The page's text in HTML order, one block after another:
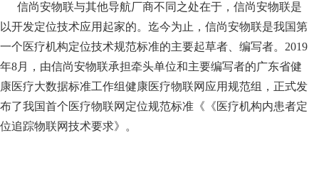
信尚安物联与其他导航厂商不同之处在于，信尚安物联是
以开发定位技术应用起家的。迄今为止，信尚安物联是我国第
一个医疗机构定位技术规范标准的主要起草者、编写者。2019
年8月，由信尚安物联承担牵头单位和主要编写者的广东省健
康医疗大数据标准工作组健康医疗物联网应用规范组，正式发
布了我国首个医疗物联网定位规范标准《《医疗机构内患者定
位追踪物联网技术要求》。